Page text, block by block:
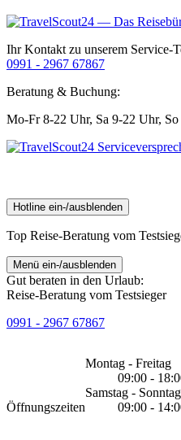
Ihr Kontakt zu unserem Service-
0991 - 2967 67867
Beratung & Buchung:
Mo-Fr 8-22 Uhr, Sa 9-22 Uhr,
Hotline ein-/ausblenden
Top Reise-Beratung vom
Menü ein-/ausblenden
Gut beraten in den Urlaub:
Reise-Beratung vom Testsieger
0991 - 2967 67867
Öffnungszeiten
Montag - Freitag
09:00 -
Samstag - Sonntag
09:00 -